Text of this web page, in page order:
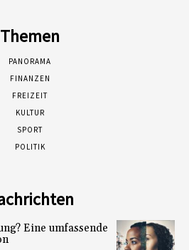
Themen
PANORAMA
FINANZEN
FREIZEIT
KULTUR
SPORT
POLITIK
Eine umfassende